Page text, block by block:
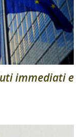
immediati e